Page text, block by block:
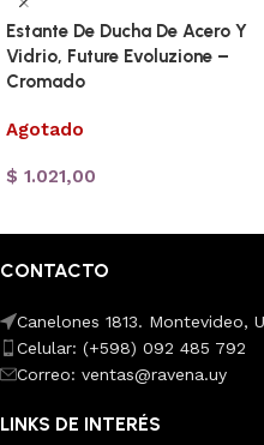
Estante De Ducha De Acero Y
Vidrio, Future Evoluzione –
Cromado
Agotado
$ 1.021,00
CONTACTO
Canelones 1813. Montevideo,
Celular: (+598) 092 485 792
Correo: ventas@ravena.uy
LINKS DE INTERÉS